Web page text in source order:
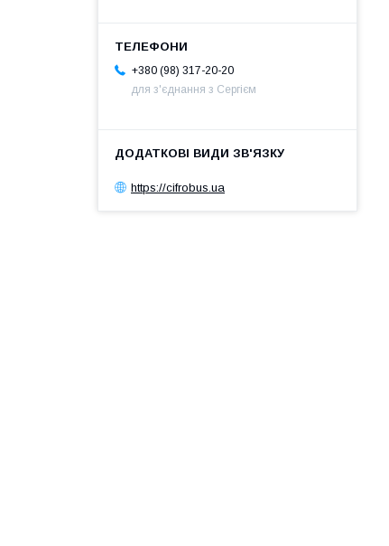
+380 (98) 317-20-20
для з'єднання з Сергієм
https://cifrobus.ua